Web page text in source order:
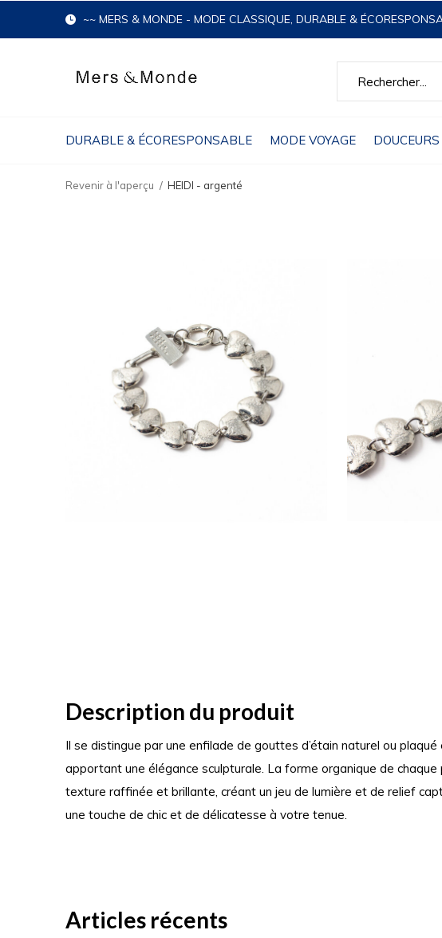
DURABLE & ÉCORESPONSABLE MODE VOYAGE DOUCEURS
~~ MERS & MONDE - MODE CLASSIQUE, DURABLE &
Revenir à l'aperçu HEIDI - argenté
Description du produit
Il se distingue par une enfilade de gouttes d’étain naturel ou
apportant une élégance sculpturale. La forme organique de chaque
texture raffinée et brillante, créant un jeu de lumière et de relief
une touche de chic et de délicatesse à votre tenue.
Articles récents